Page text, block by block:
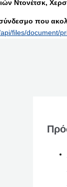
Ντονέτσκ,
που
files/document/